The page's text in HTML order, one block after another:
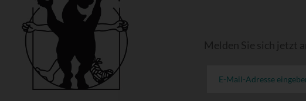
Melden Sie sich jetzt